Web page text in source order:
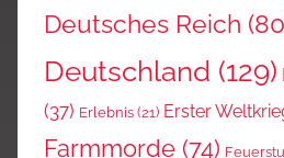
Deutsches Reich
Deutschland (129)
(37) Erlebnis (21) Erster
Farmmorde (74)